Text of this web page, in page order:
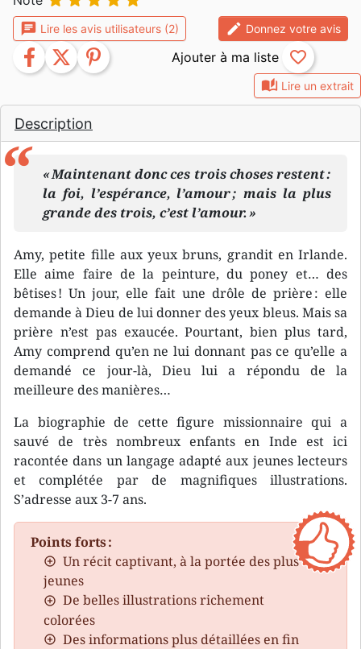
auto_stories Lire un extrait
Description
« Maintenant donc ces trois choses restent :
la foi, l’espérance, l’amour ; mais la plus
grande des trois, c’est l’amour. »
Amy, petite fille aux yeux bruns, grandit en Irlande.
Elle aime faire de la peinture, du poney et… des
bêtises ! Un jour, elle fait une drôle de prière : elle
demande à Dieu de lui donner des yeux bleus. Mais sa
prière n’est pas exaucée. Pourtant, bien plus tard,
Amy comprend qu’en ne lui donnant pas ce qu’elle a
demandé ce jour-là, Dieu lui a répondu de la
meilleure des manières…
La biographie de cette figure missionnaire qui a
sauvé de très nombreux enfants en Inde est ici
racontée dans un langage adapté aux jeunes lecteurs
et complétée par de magnifiques illustrations.
S’adresse aux 3-7 ans.
Points forts :
Un récit captivant, à la portée des plus
jeunes
De belles illustrations richement
colorées
Des informations plus détaillées en fin
chat Lire les avis utilisateurs (2) edit Donnez votre avis
facebook twitter pinterest favorite_border